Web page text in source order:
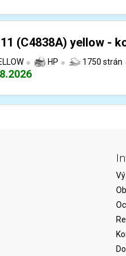
(C4838A) yellow -
HP 1750 strán